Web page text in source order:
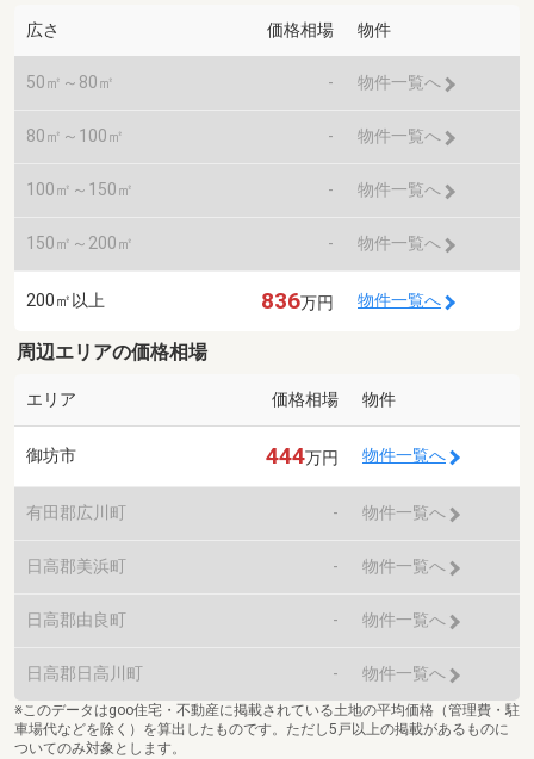
広さ 価格相場 物件
50㎡～80㎡ - 物件一覧へ
80㎡～100㎡ - 物件一覧へ
100㎡～150㎡ - 物件一覧へ
150㎡～200㎡ - 物件一覧へ
200㎡以上 836万円 物件一覧へ
周辺エリアの価格相場
エリア 価格相場 物件
御坊市 444万円 物件一覧へ
有田郡広川町 - 物件一覧へ
日高郡美浜町 - 物件一覧へ
日高郡由良町 - 物件一覧へ
日高郡日高川町 - 物件一覧へ
※このデータはgoo住宅・不動産に掲載されている土地の平均価格（管理費・駐
車場代などを除く）を算出したものです。ただし5戸以上の掲載があるものに
ついてのみ対象とします。